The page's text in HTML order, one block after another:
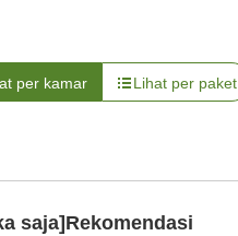
per kamar Lihat per paket
saja]Rekomendasi